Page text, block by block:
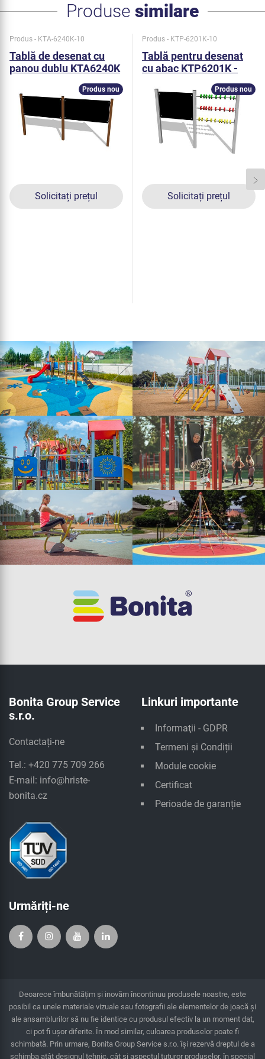
Produse similare
Produs - KTA-6240K-10
Tablă de desenat cu
panou dublu KTA6240K
Solicitați prețul
Produs nou
Produs - KTP-6201K-10
Tablă pentru desenat
cu abac KTP6201K -
Solicitați prețul
Produs nou
Bonita Group Service
s.r.o.
Contactați-ne
Tel.: +420 775 709 266
E-mail: info@hriste-
bonita.cz
Linkuri importante
Informaţii - GDPR
Termeni și Condiții
Module cookie
Certificat
Perioade de garanție
Urmăriți-ne
Deoarece îmbunătățim și inovăm încontinuu produsele noastre, este
posibil ca unele materiale vizuale sau fotografii ale elementelor de joacă și
ale ansamblurilor să nu fie identice cu produsul efectiv la un moment dat,
ci pot fi ușor diferite. În mod similar, culoarea produselor poate fi
schimbată. Prin urmare, Bonita Group Service s.r.o. îşi rezervă dreptul de a
schimba atât designul tehnic, cât şi aspectul tuturor produselor, în special